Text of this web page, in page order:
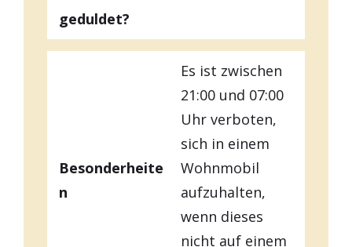
geduldet?
Besonderheite
n
Es ist zwischen
21:00 und 07:00
Uhr verboten,
sich in einem
Wohnmobil
aufzuhalten,
wenn dieses
nicht auf einem